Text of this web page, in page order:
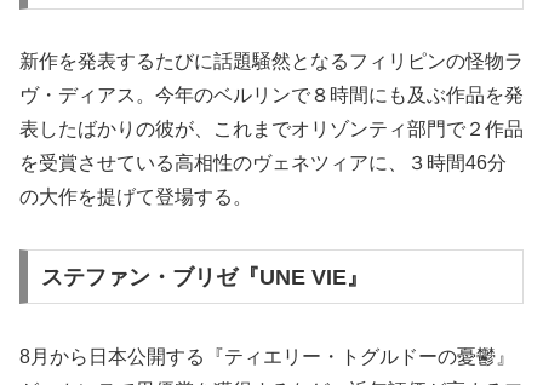
新作を発表するたびに話題騒然となるフィリピンの怪物ラ
ヴ・ディアス。今年のベルリンで８時間にも及ぶ作品を発
表したばかりの彼が、これまでオリゾンティ部門で２作品
を受賞させている高相性のヴェネツィアに、３時間46分
の大作を提げて登場する。
ステファン・ブリゼ『UNE VIE』
8月から日本公開する『ティエリー・トグルドーの憂鬱』